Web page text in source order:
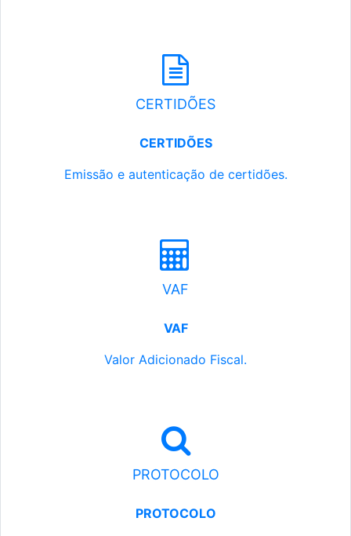
CERTIDÕES
CERTIDÕES
Emissão e autenticação de certidões.
VAF
VAF
Valor Adicionado Fiscal.
PROTOCOLO
PROTOCOLO